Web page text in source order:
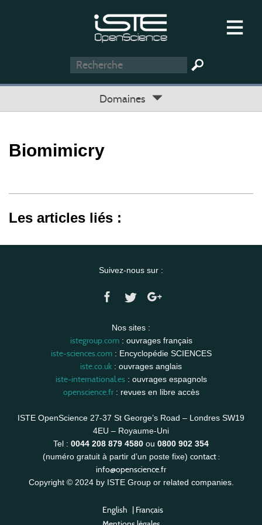
Domaines
Biomimicry
Les articles liés :
Suivez-nous sur :
Nos sites :
istegroup.com: ouvrages français
iste-sciences.com: Encyclopédie SCIENCES
iste.co.uk : ouvrages anglais
iste-international.es: ouvrages espagnols
openscience.fr: revues en libre accès
ISTE OpenScience 27-37 St George’s Road – Londres SW19
4EU – Royaume-Uni
Tel : 0044 208 879 4580 ou 0800 902 354
(numéro gratuit à partir d’un poste fixe) contact :
info@openscience.fr
Copyright © 2024 by ISTE Group or related companies.
English | Français